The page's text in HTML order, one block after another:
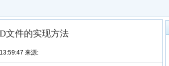
文件的实现方法
来源: